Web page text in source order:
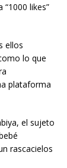
likes”
ellos
lo que
plataforma
el sujeto
rascacielos